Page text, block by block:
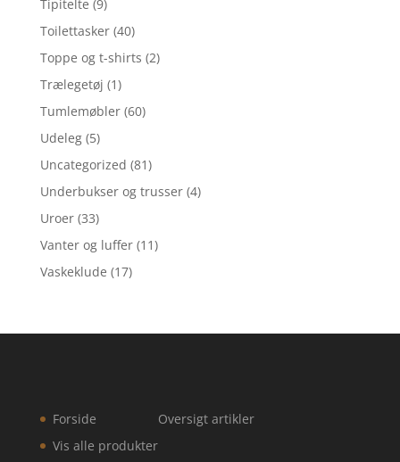
Tipitelte (9)
Toilettasker (40)
Toppe og t-shirts (2)
Trælegetøj (1)
Tumlemøbler (60)
Udeleg (5)
Uncategorized (81)
Underbukser og trusser (4)
Uroer (33)
Vanter og luffer (11)
Vaskeklude (17)
Forside
Vis alle produkter
Oversigt artikler